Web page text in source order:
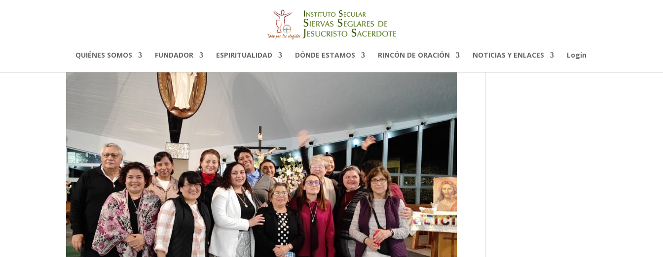
QUIÉNES SOMOS FUNDADOR ESPIRITUALIDAD DÓNDE ESTAMOS RINCÓN DE ORACIÓN NOTICIAS Y ENLACES Login
poradmin| Mar 3, 2025